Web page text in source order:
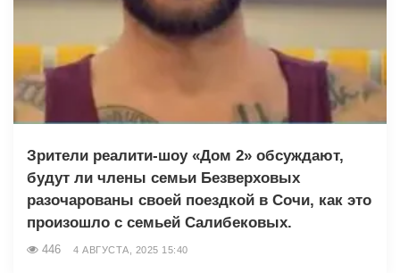
Зрители реалити-шоу «Дом 2» обсуждают,
будут ли члены семьи Безверховых
разочарованы своей поездкой в Сочи, как это
произошло с семьей Салибековых.
446 4 АВГУСТА, 2025 15:40